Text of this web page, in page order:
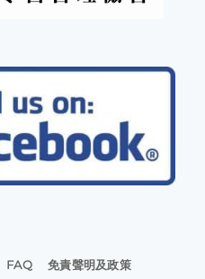
FAQ 免責聲明及政策